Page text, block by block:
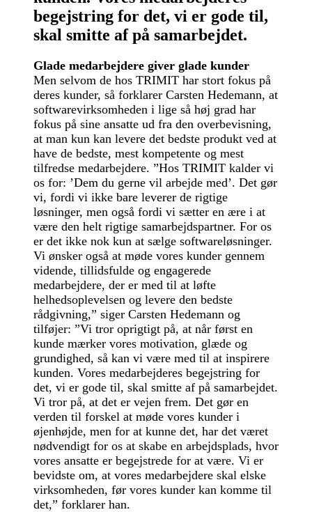
begejstring for det, vi er gode til,
skal smitte af på samarbejdet.
Glade medarbejdere giver glade kunder
Men selvom de hos TRIMIT har stort fokus på
deres kunder, så forklarer Carsten Hedemann, at
softwarevirksomheden i lige så høj grad har
fokus på sine ansatte ud fra den overbevisning,
at man kun kan levere det bedste produkt ved at
have de bedste, mest kompetente og mest
tilfredse medarbejdere. ”Hos TRIMIT kalder vi
os for: ’Dem du gerne vil arbejde med’. Det gør
vi, fordi vi ikke bare leverer de rigtige
løsninger, men også fordi vi sætter en ære i at
være den helt rigtige samarbejdspartner. For os
er det ikke nok kun at sælge softwareløsninger.
Vi ønsker også at møde vores kunder gennem
vidende, tillidsfulde og engagerede
medarbejdere, der er med til at løfte
helhedsoplevelsen og levere den bedste
rådgivning,” siger Carsten Hedemann og
tilføjer: ”Vi tror oprigtigt på, at når først en
kunde mærker vores motivation, glæde og
grundighed, så kan vi være med til at inspirere
kunden. Vores medarbejderes begejstring for
det, vi er gode til, skal smitte af på samarbejdet.
Vi tror på, at det er vejen frem. Det gør en
verden til forskel at møde vores kunder i
øjenhøjde, men for at kunne det, har det været
nødvendigt for os at skabe en arbejdsplads, hvor
vores ansatte er begejstrede for at være. Vi er
bevidste om, at vores medarbejdere skal elske
virksomheden, før vores kunder kan komme til
det,” forklarer han.